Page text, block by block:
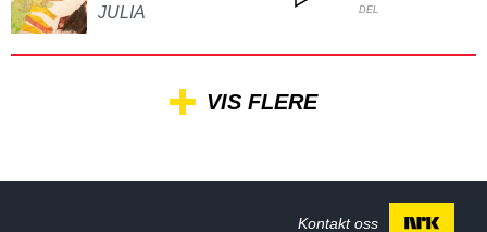
JULIA
DEL
VIS FLERE
Kontakt oss